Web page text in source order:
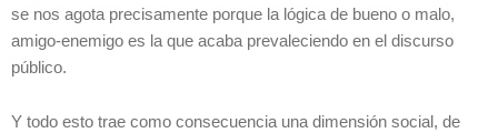
se nos agota precisamente porque la lógica de bueno o malo,
amigo-enemigo es la que acaba prevaleciendo en el discurso
público.
Y todo esto trae como consecuencia una dimensión social, de